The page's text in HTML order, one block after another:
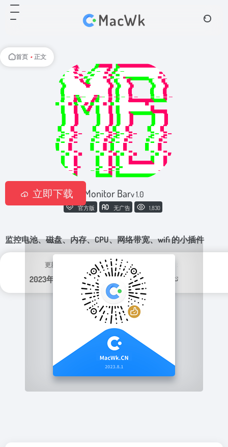
首页 • 正文
Monitor Barv 1.0
官方版 无广告 1,830
监控电池、磁盘、内存、CPU、网络带宽、wifi 的小插件
更新日期：
2023年 9月 10日 实用程序
立即下载